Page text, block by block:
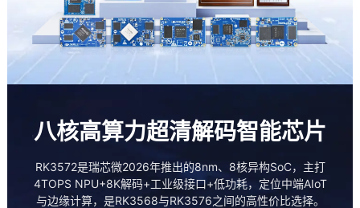
八核高算力超清解码智能芯片
RK3572是瑞芯微2026年推出的8nm、8核异构SoC，主打
4TOPS NPU+8K解码+工业级接口+低功耗，定位中端AIoT
与边缘计算，是RK3568与RK3576之间的高性价比选择。